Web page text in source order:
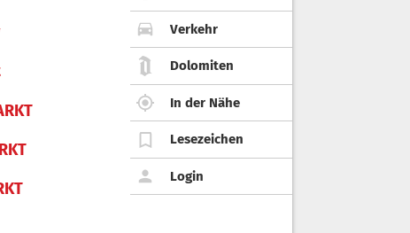
Verkehr
Dolomiten
In der Nähe
Lesezeichen
Login